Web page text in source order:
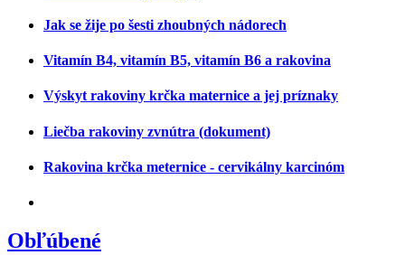
Jak se žije po šesti zhoubných nádorech
Vitamín B4, vitamín B5, vitamín B6 a rakovina
Výskyt rakoviny krčka maternice a jej príznaky
Liečba rakoviny zvnútra (dokument)
Rakovina krčka meternice - cervikálny karcinóm
Obľúbené